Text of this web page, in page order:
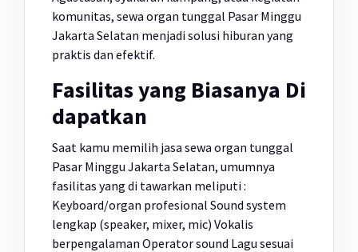
komunitas, sewa organ tunggal Pasar Minggu
Jakarta Selatan menjadi solusi hiburan yang
praktis dan efektif.
Fasilitas yang Biasanya Di
dapatkan
Saat kamu memilih jasa sewa organ tunggal
Pasar Minggu Jakarta Selatan, umumnya
fasilitas yang di tawarkan meliputi :
Keyboard/organ profesional Sound system
lengkap (speaker, mixer, mic) Vokalis
berpengalaman Operator sound Lagu sesuai